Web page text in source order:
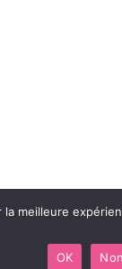
meilleure
OK